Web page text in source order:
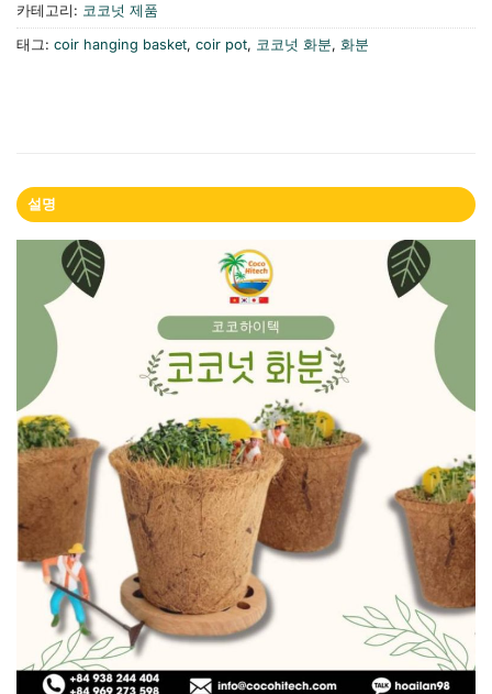
카테고리: 코코넛 제품
태그: coir hanging basket, coir pot, 코코넛 화분, 화분
설명